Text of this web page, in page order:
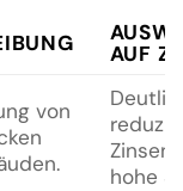
AUF
von
Zinsen
hohe